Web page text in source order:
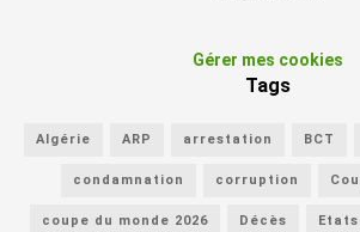
Gérer mes cookies
Tags
Algérie ARP arrestation BCT
condamnation corruption
coupe du monde 2026 Décès